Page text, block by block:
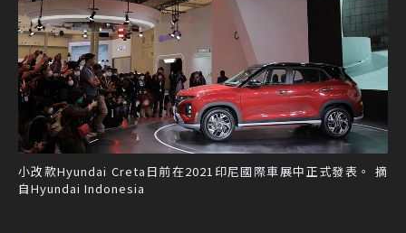
小改款Hyundai Creta日前在2021印尼國際車展中正式發表。 摘
自Hyundai Indonesia